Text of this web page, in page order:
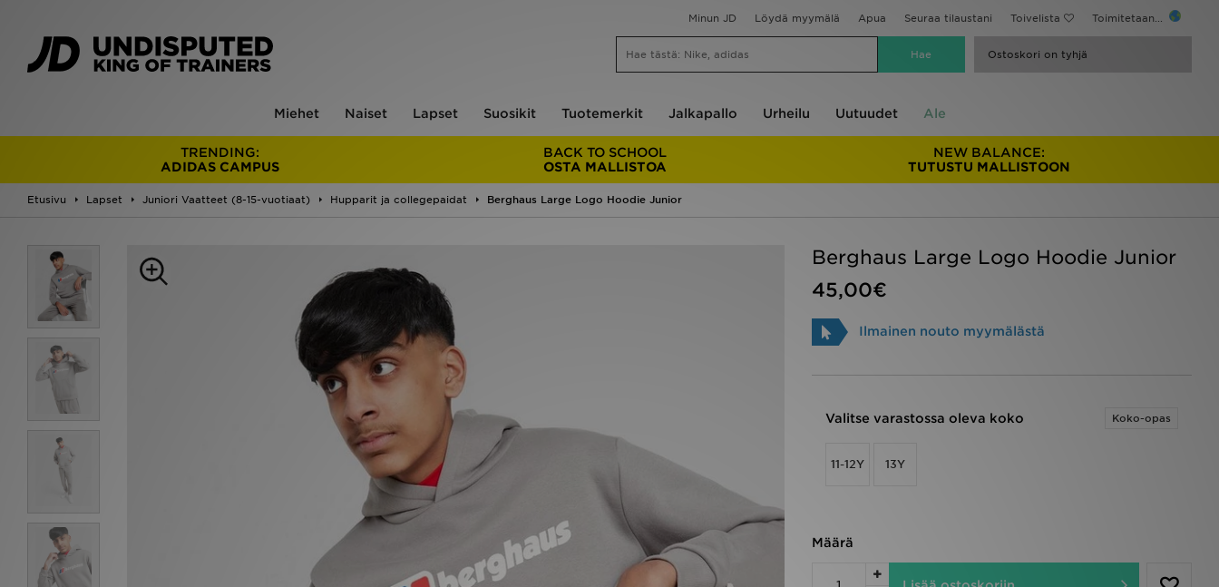
Minun JD Löydä myymälä Apua Seuraa tilaustani Toivelista Toimitetaan...
Ostoskori on tyhjä
Miehet Naiset Lapset Suosikit Tuotemerkit Jalkapallo Urheilu Uutuudet Ale
TRENDING:
ADIDAS CAMPUS
BACK TO SCHOOL
OSTA MALLISTOA
NEW BALANCE:
TUTUSTU MALLISTOON
Etusivu Lapset Juniori Vaatteet (8-15-vuotiaat) Hupparit ja collegepaidat Berghaus Large Logo Hoodie Junior
Berghaus Large Logo Hoodie Junior
45,00€
Ilmainen nouto myymälästä
Valitse varastossa oleva koko Koko-opas
11-12Y 13Y
Määrä